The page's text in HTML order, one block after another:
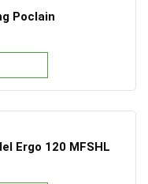
Poclain
Ergo 120 MFSHL